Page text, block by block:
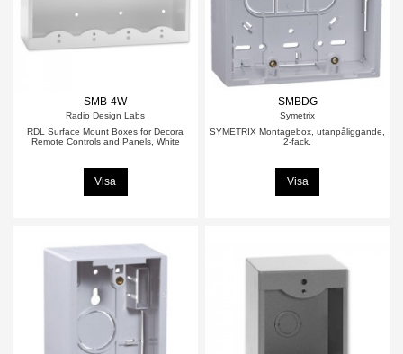
SMB-4W
Radio Design Labs
RDL Surface Mount Boxes for Decora
Remote Controls and Panels, White
Visa
SMBDG
Symetrix
SYMETRIX Montagebox, utanpåliggande,
2-fack.
Visa